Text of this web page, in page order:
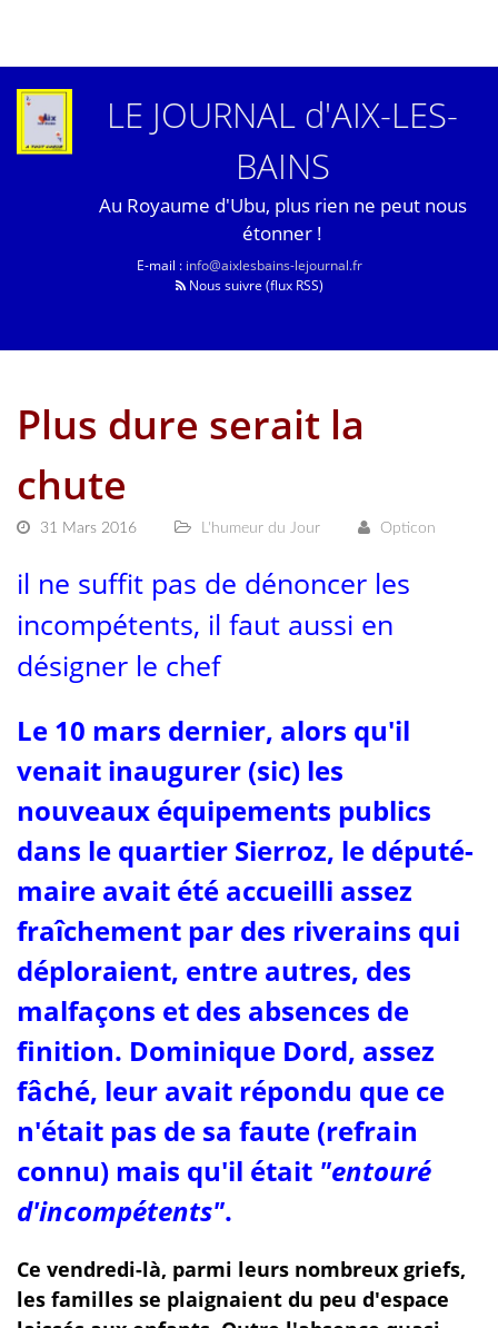
LE JOURNAL d'AIX-LES-
BAINS
Au Royaume d'Ubu, plus rien ne peut nous
étonner !
E-mail : info@aixlesbains-lejournal.fr
Nous suivre (flux RSS)
Plus dure serait la
chute
31 Mars 2016 L'humeur du Jour Opticon
il ne suffit pas de dénoncer les
incompétents, il faut aussi en
désigner le chef
Le 10 mars dernier, alors qu'il
venait inaugurer (sic) les
nouveaux équipements publics
dans le quartier Sierroz, le député-
maire avait été accueilli assez
fraîchement par des riverains qui
déploraient, entre autres, des
malfaçons et des absences de
finition. Dominique Dord, assez
fâché, leur avait répondu que ce
n'était pas de sa faute (refrain
connu) mais qu'il était "entouré
d'incompétents".
Ce vendredi-là, parmi leurs nombreux griefs,
les familles se plaignaient du peu d'espace